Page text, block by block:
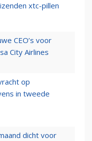
xtc-pillen
CEO’s voor
City Airlines
op
in tweede
dicht voor